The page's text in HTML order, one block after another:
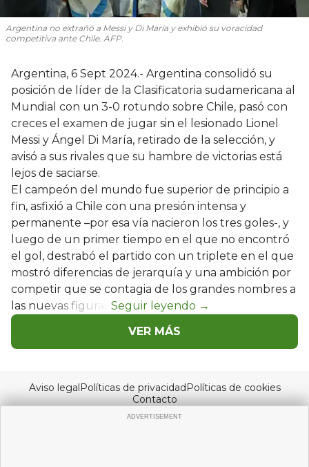
Argentina no extrañó a Messi y Di María y exhibió su voracidad
competitiva ante Chile. AFP.
Argentina, 6 Sept 2024.- Argentina consolidó su
posición de líder de la Clasificatoria sudamericana al
Mundial con un 3-0 rotundo sobre Chile, pasó con
creces el examen de jugar sin el lesionado Lionel
Messi y Ángel Di María, retirado de la selección, y
avisó a sus rivales que su hambre de victorias está
lejos de saciarse.
El campeón del mundo fue superior de principio a
fin, asfixió a Chile con una presión intensa y
permanente –por esa vía nacieron los tres goles-, y
luego de un primer tiempo en el que no encontró
el gol, destrabó el partido con un triplete en el que
mostró diferencias de jerarquía y una ambición por
competir que se contagia de los grandes nombres a
las nuevas figuras.
VER MÁS
Aviso legalPolíticas de privacidadPolíticas de cookies
Contacto